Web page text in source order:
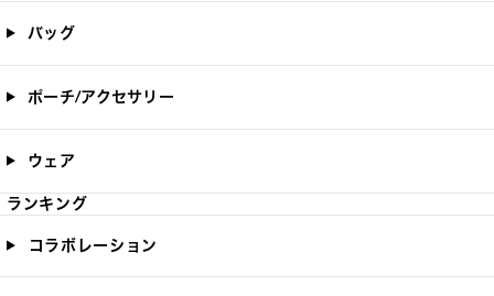
バッグ
ポーチ/アクセサリー
ウェア
ランキング
コラボレーション